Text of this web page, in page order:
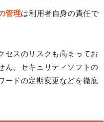
管理は利用者自身の責任で
セスのリスクも高まってお
ん。セキュリティソフトの
ードの定期変更などを徹底